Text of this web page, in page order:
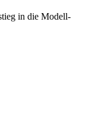
in die Modell-